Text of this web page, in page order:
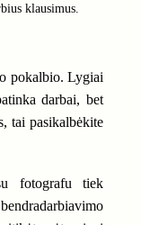
klausimus.
pokalbio. Lygiai
darbai, bet
tai pasikalbėkite
fotografu tiek